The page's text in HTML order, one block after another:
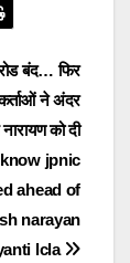
बंद… फिर
ने अंदर
को दी
jpnic
ahead of
narayan
lcla